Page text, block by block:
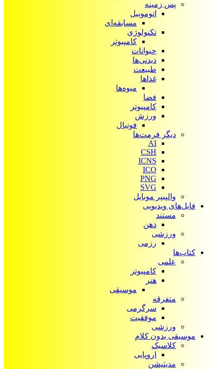
پس زمینه
اتوموبیل
مسابقه‌ای
تکنولوژی
کامپیوتر
حیوانات
دیدنی‌ها
طبیعت
غذاها
میوه‌ها
فضا
کامپیوتر
ورزش
فوتبال
دیگر فرمت‌ها
AI
CSH
ICNS
ICO
PNG
SVG
والپیپر موبایل
فایل‌های ویدیویی
مستند
ذهن
ورزشی
رزمی
کتاب‌ها
علمی
کامپیوتر
هنر
موسیقی
متفرقه
سرگرمی
موفقیت
ورزشی
موسیقی بدون کلام
کلاسیک
اروپایی
مدیتیشن